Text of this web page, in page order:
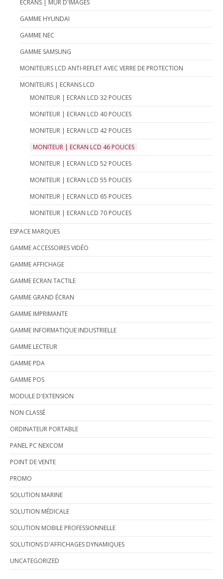
ECRANS | MUR D'IMAGES
GAMME HYUNDAI
GAMME NEC
GAMME SAMSUNG
MONITEURS LCD ANTI-REFLET AVEC VERRE DE PROTECTION
MONITEURS | ECRANS LCD
MONITEUR | ECRAN LCD 32 POUCES
MONITEUR | ECRAN LCD 40 POUCES
MONITEUR | ECRAN LCD 42 POUCES
MONITEUR | ECRAN LCD 46 POUCES
MONITEUR | ECRAN LCD 52 POUCES
MONITEUR | ECRAN LCD 55 POUCES
MONITEUR | ECRAN LCD 65 POUCES
MONITEUR | ECRAN LCD 70 POUCES
ESPACE MARQUES
GAMME ACCESSOIRES VIDÉO
GAMME AFFICHAGE
GAMME ECRAN TACTILE
GAMME GRAND ÉCRAN
GAMME IMPRIMANTE
GAMME INFORMATIQUE INDUSTRIELLE
GAMME LECTEUR
GAMME PDA
GAMME POS
MODULE D'EXTENSION
NON CLASSÉ
ORDINATEUR PORTABLE
PANEL PC NEXCOM
POINT DE VENTE
PROMO
SOLUTION MARINE
SOLUTION MÉDICALE
SOLUTION MOBILE PROFESSIONNELLE
SOLUTIONS D'AFFICHAGES DYNAMIQUES
UNCATEGORIZED